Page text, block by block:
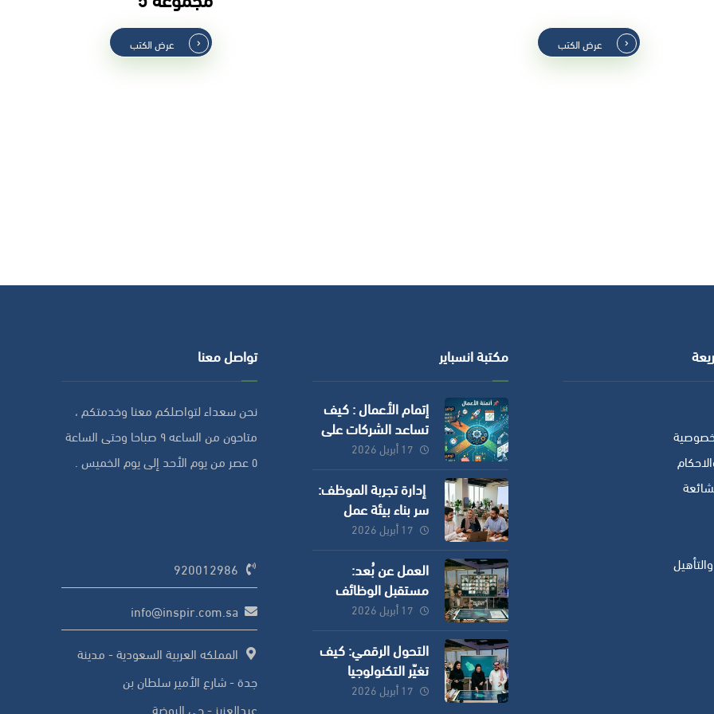
عرض الكتب عرض الكتب
مكتبة انسباير
إتمام الأعمال : كيف
تساعد الشركات على
توفير الوقت والموارد
وزيادة الدقة؟
17 أبريل 2026
إدارة تجربة الموظف:
سر بناء بيئة عمل
ناجحة في الشركات
الحديثة
17 أبريل 2026
العمل عن بُعد:
مستقبل الوظائف
وكيف تستفيد منه
الشركات ؟
17 أبريل 2026
التحول الرقمي: كيف
تغيّر التكنولوجيا
طريقة عمل الشركات
17 أبريل 2026
تواصل معنا
نحن سعداء لتواصلكم معنا وخدمتكم ،
متاحون من الساعه ٩ صباحا وحتى الساعة
٥ عصر من يوم الأحد إلى يوم الخميس .
920012986
info@inspir.com.sa
المملكه العربية السعودية - مدينة
جدة - شارع الأمير سلطان بن
عبدالعزيز - حي الروضة